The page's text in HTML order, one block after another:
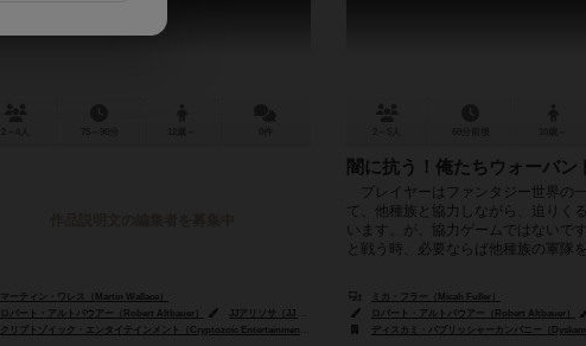
チェチュ・ニエト（Chechu Nieto）
マーティン・ワレス（Martin Wallace）
ロバート・アルトバウアー（Robert Altbauer）
JJアリソサ（JJ Ariosa）
リカ・ビンニング（Rica Bünning）
クリプトゾイック・エンタイテインメント（Cryptozoic Entertainment）
ゲームズアップ（Game's Up）
闇に抗う！俺たちウォーバン
プレイヤーはファンタジー世界の
て、他種族と協力しながら、迫りく
います。が、協力ゲームではない
と戦う時、必要ならば他種族の軍隊
ミカ・フラー（Micah Fuller）
ロバート・アルトバウアー（Robert Altbauer）
ディスカミ・パブリッシャーカンパニー（Dyskami